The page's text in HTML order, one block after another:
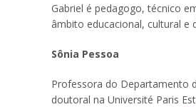
Gabriel é pedagogo, técnico
âmbito educacional, cultural e
Sônia Pessoa
Professora do Departamento
doutoral na Université Paris